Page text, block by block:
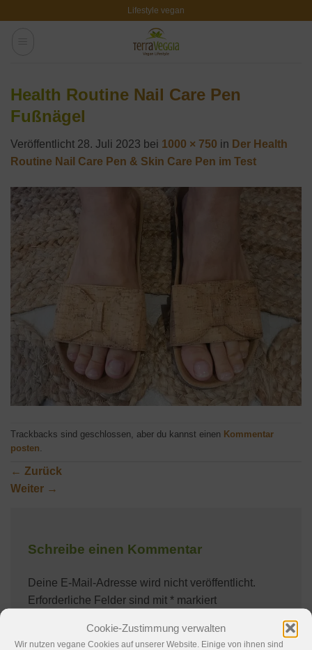
Cookie-Zustimmung verwalten
Wir nutzen vegane Cookies auf unserer Website. Einige von ihnen sind
Lifestyle vegan
Health Routine Nail Care Pen
Fußnägel
Veröffentlicht 28. Juli 2023 bei 1000 × 750 in Der Health
Routine Nail Care Pen & Skin Care Pen im Test
Trackbacks sind geschlossen, aber du kannst einen Kommentar
posten
← Zurück
Weiter →
Schreibe einen Kommentar
Deine E-Mail-Adresse wird nicht veröffentlicht.
Erforderliche Felder sind mit * markiert